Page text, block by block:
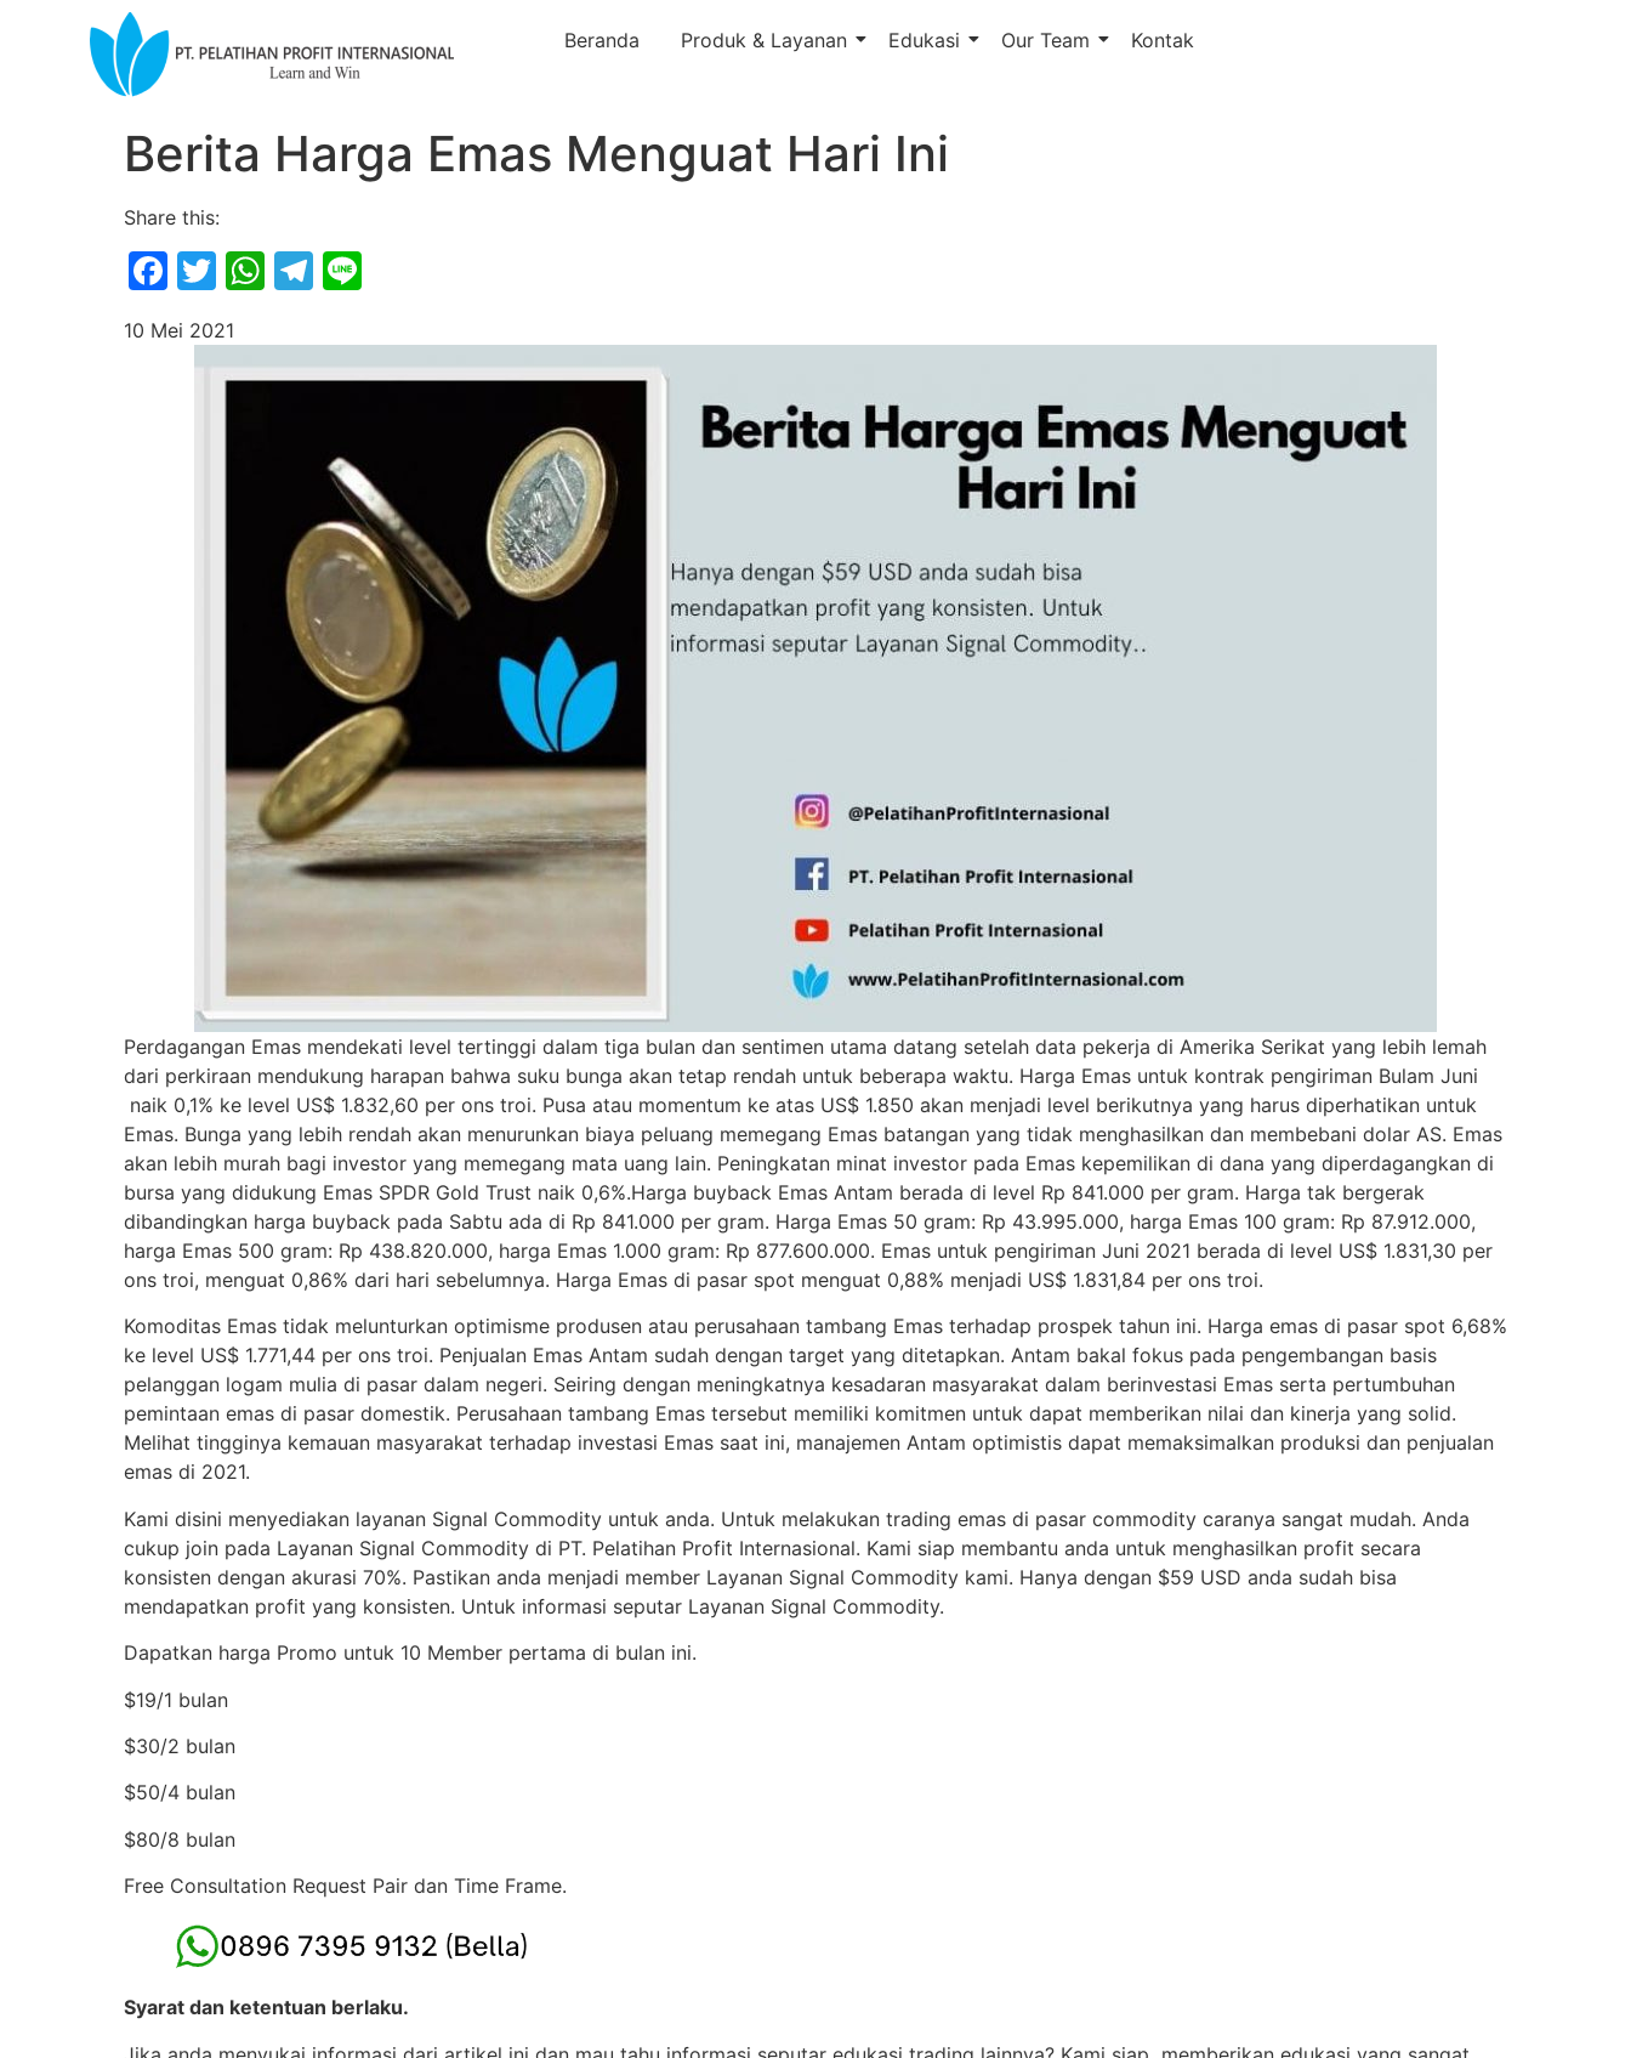
Beranda Produk & Layanan Edukasi Our Team Kontak
Berita Harga Emas Menguat Hari Ini
Share this:
Facebook
Twitter
WhatsApp
Telegram
10 Mei 2021
Perdagangan Emas mendekati level tertinggi dalam tiga bulan dan sentimen utama datang setelah data pekerja di Amerika Serikat yang lebih lemah
dari perkiraan mendukung harapan bahwa suku bunga akan tetap rendah untuk beberapa waktu. Harga Emas untuk kontrak pengiriman Bulam Juni
naik 0,1% ke level US$ 1.832,60 per ons troi. Pusa atau momentum ke atas US$ 1.850 akan menjadi level berikutnya yang harus diperhatikan untuk
Emas. Bunga yang lebih rendah akan menurunkan biaya peluang memegang Emas batangan yang tidak menghasilkan dan membebani dolar AS. Emas
akan lebih murah bagi investor yang memegang mata uang lain. Peningkatan minat investor pada Emas kepemilikan di dana yang diperdagangkan di
bursa yang didukung Emas SPDR Gold Trust naik 0,6%.Harga buyback Emas Antam berada di level Rp 841.000 per gram. Harga tak bergerak
dibandingkan harga buyback pada Sabtu ada di Rp 841.000 per gram. Harga Emas 50 gram: Rp 43.995.000, harga Emas 100 gram: Rp 87.912.000,
harga Emas 500 gram: Rp 438.820.000, harga Emas 1.000 gram: Rp 877.600.000. Emas untuk pengiriman Juni 2021 berada di level US$ 1.831,30 per
ons troi, menguat 0,86% dari hari sebelumnya. Harga Emas di pasar spot menguat 0,88% menjadi US$ 1.831,84 per ons troi.
Komoditas Emas tidak melunturkan optimisme produsen atau perusahaan tambang Emas terhadap prospek tahun ini. Harga emas di pasar spot 6,68%
ke level US$ 1.771,44 per ons troi. Penjualan Emas Antam sudah dengan target yang ditetapkan. Antam bakal fokus pada pengembangan basis
pelanggan logam mulia di pasar dalam negeri. Seiring dengan meningkatnya kesadaran masyarakat dalam berinvestasi Emas serta pertumbuhan
pemintaan emas di pasar domestik. Perusahaan tambang Emas tersebut memiliki komitmen untuk dapat memberikan nilai dan kinerja yang solid.
Melihat tingginya kemauan masyarakat terhadap investasi Emas saat ini, manajemen Antam optimistis dapat memaksimalkan produksi dan penjualan
emas di 2021.
Kami disini menyediakan layanan Signal Commodity untuk anda. Untuk melakukan trading emas di pasar commodity caranya sangat mudah. Anda
cukup join pada Layanan Signal Commodity di PT. Pelatihan Profit Internasional. Kami siap membantu anda untuk menghasilkan profit secara
konsisten dengan akurasi 70%. Pastikan anda menjadi member Layanan Signal Commodity kami. Hanya dengan $59 USD anda sudah bisa
mendapatkan profit yang konsisten. Untuk informasi seputar Layanan Signal Commodity.
Dapatkan harga Promo untuk 10 Member pertama di bulan ini.
$19/1 bulan
$30/2 bulan
$50/4 bulan
$80/8 bulan
Free Consultation Request Pair dan Time Frame.
Syarat dan ketentuan berlaku.